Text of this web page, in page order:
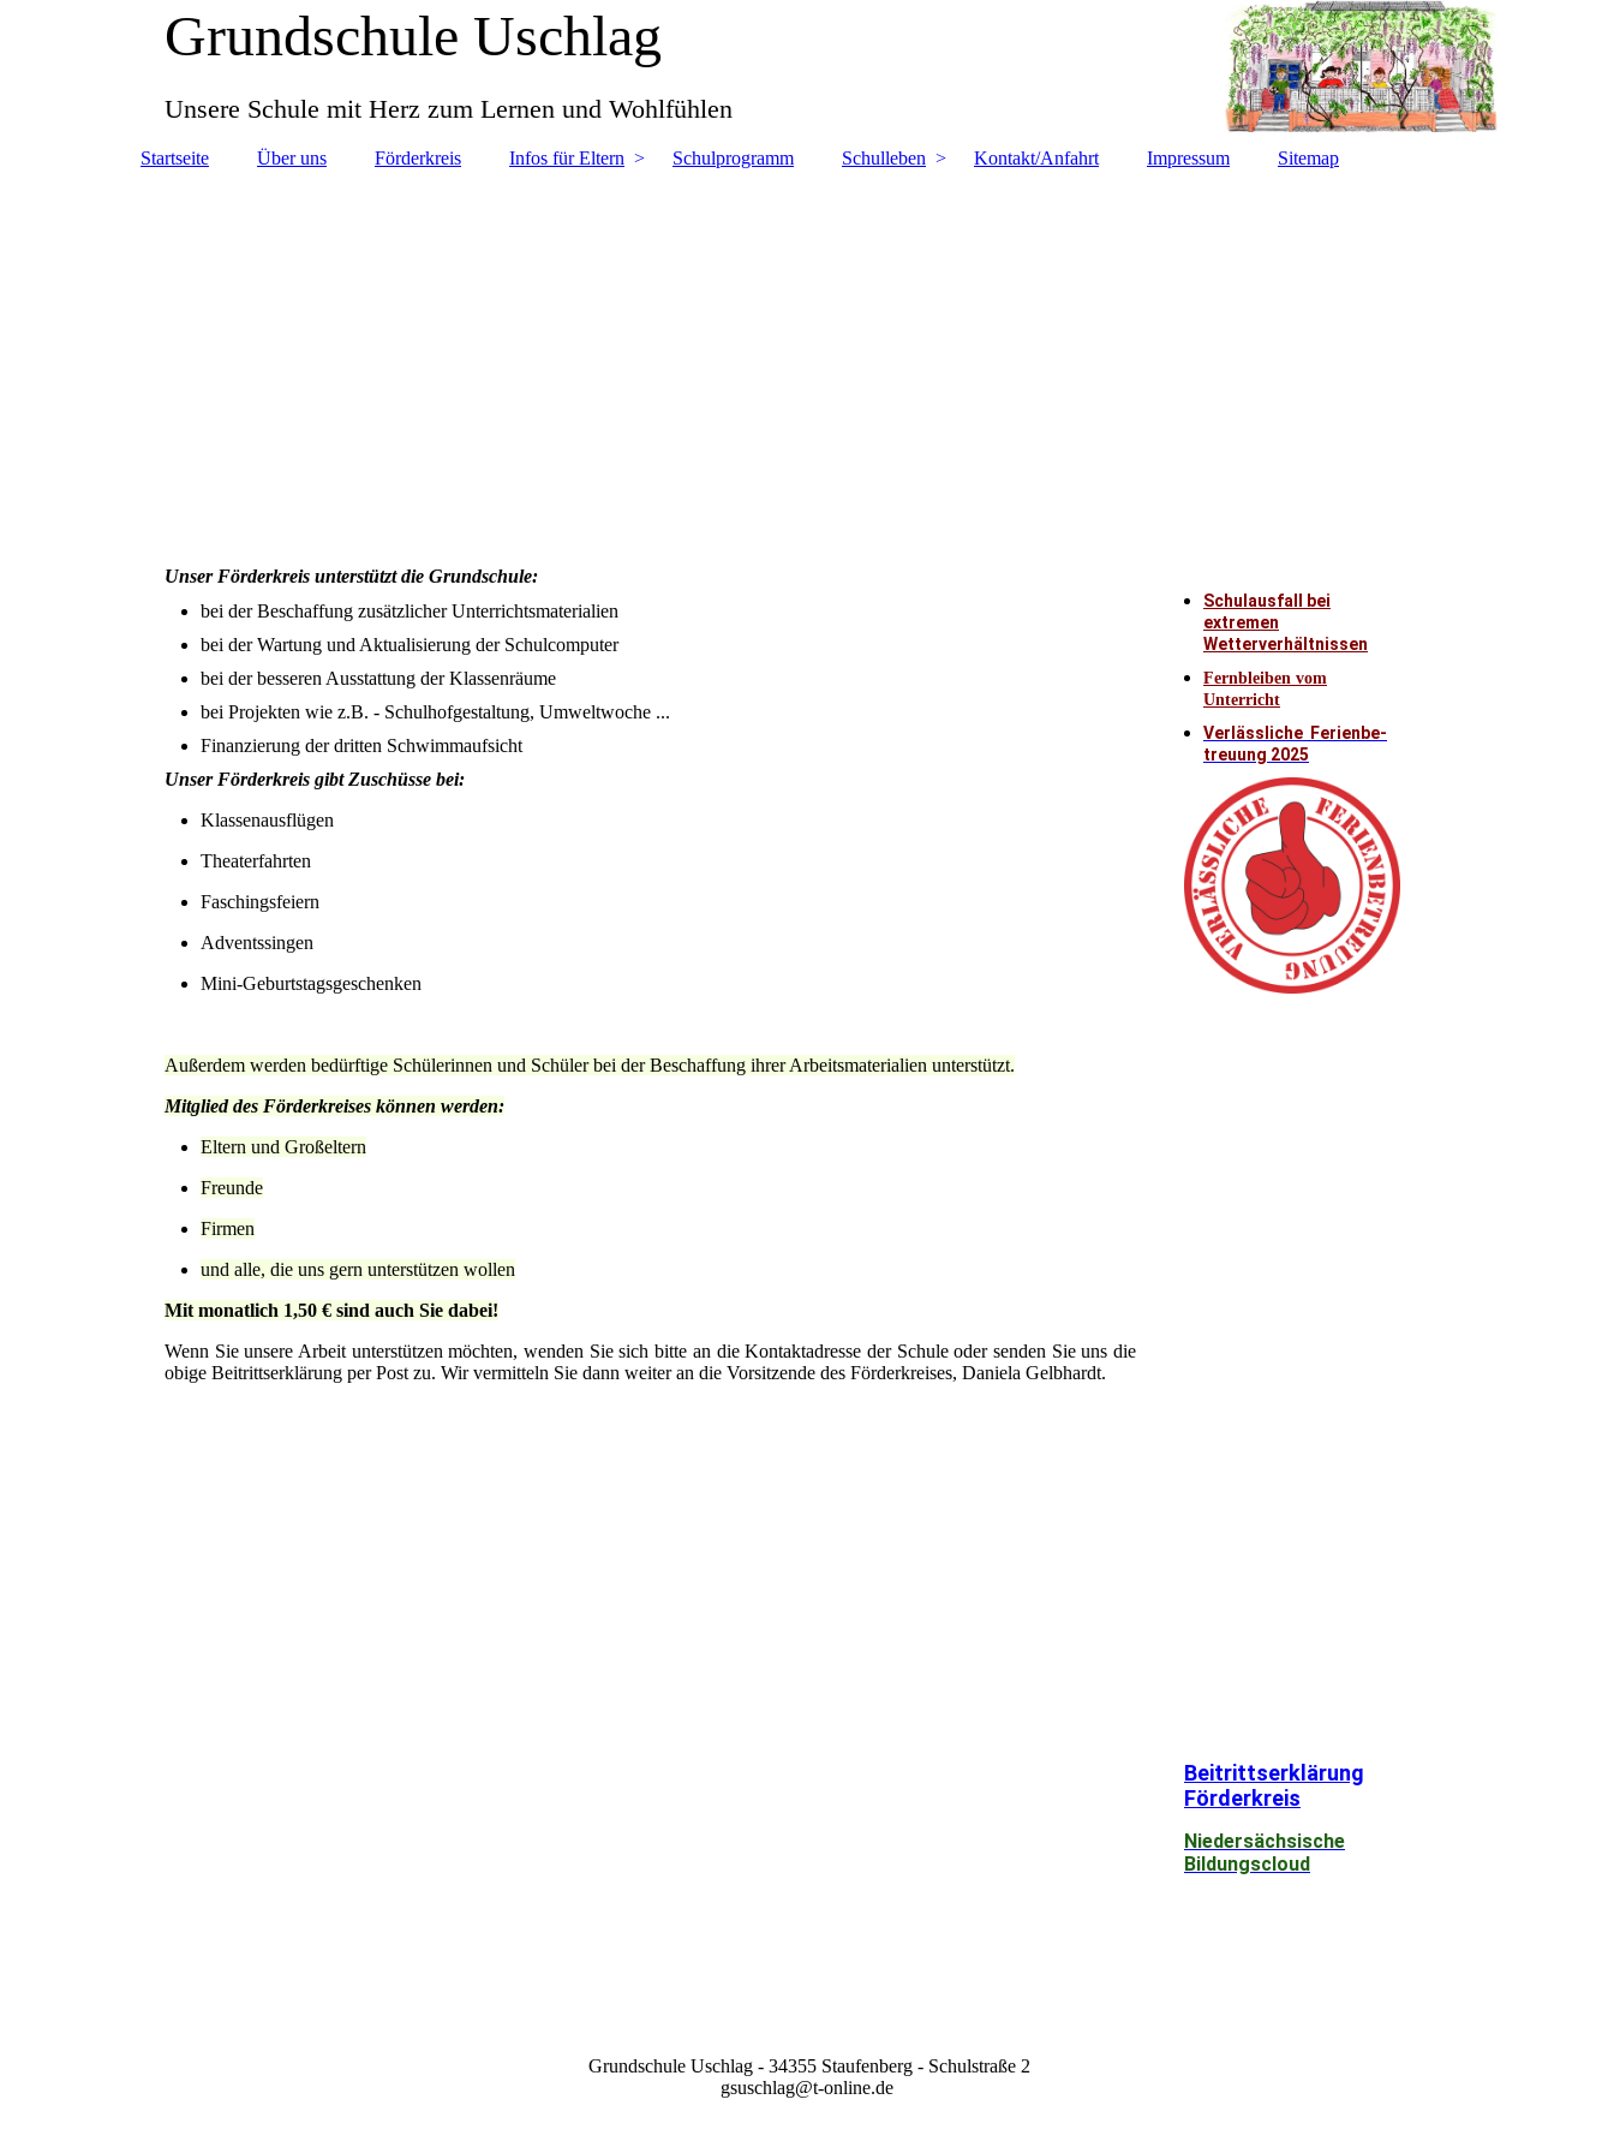
Grundschule Uschlag
Unsere Schule mit Herz zum Lernen und Wohlfühlen
Startseite Über uns Förderkreis Infos für Eltern Schulprogramm Schulleben Kontakt/Anfahrt Impressum Sitemap
Unser Förderkreis unterstützt die Grundschule:
bei der Beschaffung zusätzlicher Unterrichtsmaterialien
bei der Wartung und Aktualisierung der Schulcomputer
bei der besseren Ausstattung der Klassenräume
bei Projekten wie z.B. - Schulhofgestaltung, Umweltwoche ...
Finanzierung der dritten Schwimmaufsicht
Unser Förderkreis gibt Zuschüsse bei:
Klassenausflügen
Theaterfahrten
Faschingsfeiern
Adventssingen
Mini-Geburtstagsgeschenken
Außerdem werden bedürftige Schülerinnen und Schüler bei der Beschaffung ihrer Arbeitsmaterialien unterstützt.
Mitglied des Förderkreises können werden:
Eltern und Großeltern
Freunde
Firmen
und alle, die uns gern unterstützen wollen
Mit monatlich 1,50 € sind auch Sie dabei!
Wenn Sie unsere Arbeit unterstützen möchten, wenden Sie sich bitte an die Kontaktadresse der Schule oder senden Sie uns die
obige Beitrittserklärung per Post zu. Wir vermitteln Sie dann weiter an die Vorsitzende des Förderkreises, Daniela Gelbhardt.
Schulausfall bei
extremen
Wetterverhältnissen
Fernbleiben vom
Unterricht
Verlässliche Ferienbe-
treuung 2025
Beitrittserklärung
Förderkreis
Niedersächsische
Bildungscloud
Grundschule Uschlag - 34355 Staufenberg - Schulstraße 2
gsuschlag@t-online.de